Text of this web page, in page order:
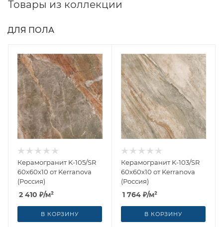
Товары из коллекции
ДЛЯ ПОЛА
Керамогранит K-105/SR
60x60x10 от Kerranova
(Россия)
2 410 ₽/м²
В КОРЗИНУ
Керамогранит K-103/SR
60x60x10 от Kerranova
(Россия)
1 764 ₽/м²
В КОРЗИНУ